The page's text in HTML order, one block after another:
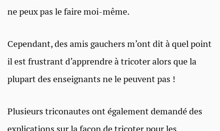
ne peux pas le faire moi-même.
Cependant, des amis gauchers m’ont dit à quel point
il est frustrant d’apprendre à tricoter alors que la
plupart des enseignants ne le peuvent pas !
Plusieurs triconautes ont également demandé des
explications sur la façon de tricoter pour les